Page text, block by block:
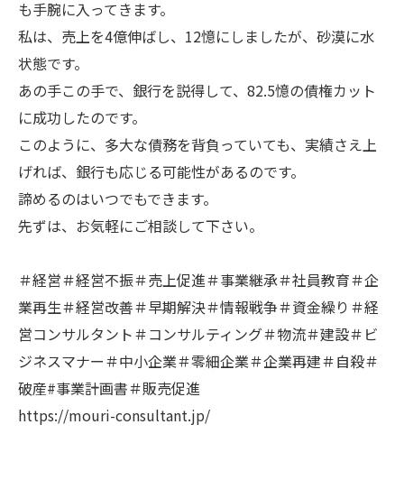
も手腕に入ってきます。
私は、売上を4億伸ばし、12憶にしましたが、砂漠に水
状態です。
あの手この手で、銀行を説得して、82.5憶の債権カット
に成功したのです。
このように、多大な債務を背負っていても、実績さえ上
げれば、銀行も応じる可能性があるのです。
諦めるのはいつでもできます。
先ずは、お気軽にご相談して下さい。
＃経営＃経営不振＃売上促進＃事業継承＃社員教育＃企
業再生＃経営改善＃早期解決＃情報戦争＃資金繰り＃経
営コンサルタント＃コンサルティング＃物流＃建設＃ビ
ジネスマナー＃中小企業＃零細企業＃企業再建＃自殺＃
破産#事業計画書＃販売促進
https://mouri-consultant.jp/